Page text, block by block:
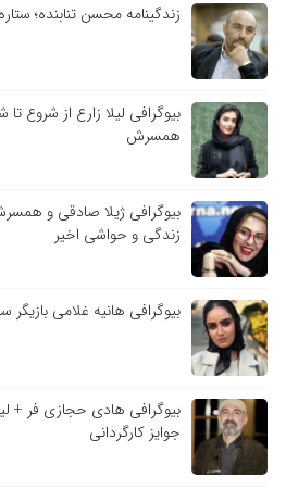
زندگینامه محسن تنابنده؛
بیوگرافی لیلا زارع از
همسرش
بیوگرافی ژیلا صادقی و
زندگی و حواشی اخیر
بیوگرافی هانیه غلامی
بیوگرافی هادی حجازی فر +
جوایز کارگردانی